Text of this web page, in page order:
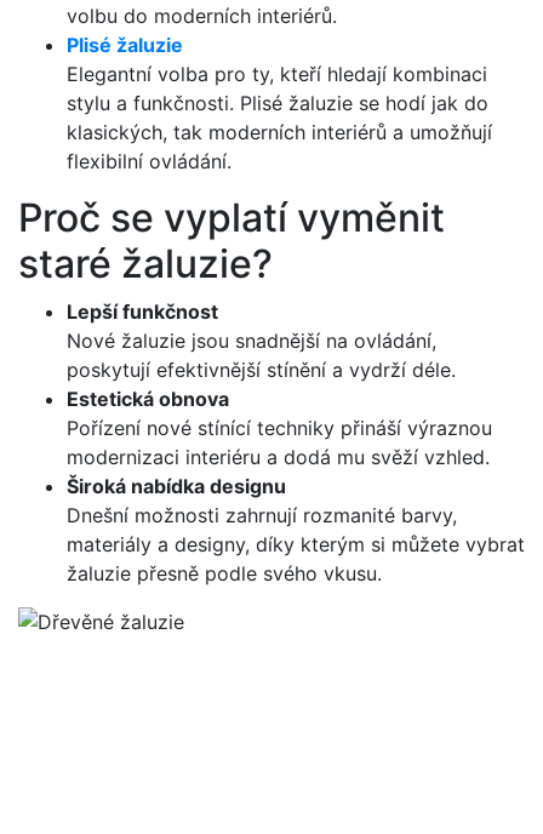
volbu do moderních interiérů.
Plisé žaluzie
Elegantní volba pro ty, kteří hledají kombinaci
stylu a funkčnosti. Plisé žaluzie se hodí jak do
klasických, tak moderních interiérů a umožňují
flexibilní ovládání.
Proč se vyplatí vyměnit
staré žaluzie?
Lepší funkčnost
Nové žaluzie jsou snadnější na ovládání,
poskytují efektivnější stínění a vydrží déle.
Estetická obnova
Pořízení nové stínící techniky přináší výraznou
modernizaci interiéru a dodá mu svěží vzhled.
Široká nabídka designu
Dnešní možnosti zahrnují rozmanité barvy,
materiály a designy, díky kterým si můžete vybrat
žaluzie přesně podle svého vkusu.